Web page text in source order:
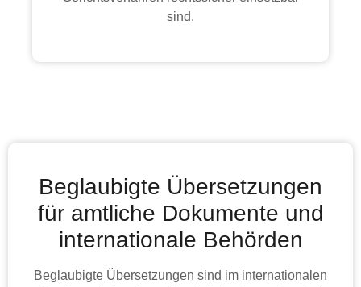
sind.
Beglaubigte Übersetzungen
für amtliche Dokumente und
internationale Behörden
Beglaubigte Übersetzungen sind im internationalen